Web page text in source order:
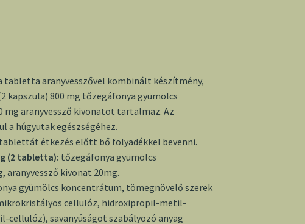
tabletta aranyvesszővel kombinált készítmény,
kapszula) 800 mg tőzegáfonya gyümölcs
mg aranyvessző kivonatot tartalmaz. Az
a húgyutak egészségéhez.
étkezés előtt bő folyadékkel bevenni.
(2 tabletta): tőzegáfonya gyümölcs
aranyvessző kivonat 20mg.
gyümölcs koncentrátum, tömegnövelő szerek
cellulóz, hidroxipropil-metil-
cellulóz), savanyúságot szabályozó anyag